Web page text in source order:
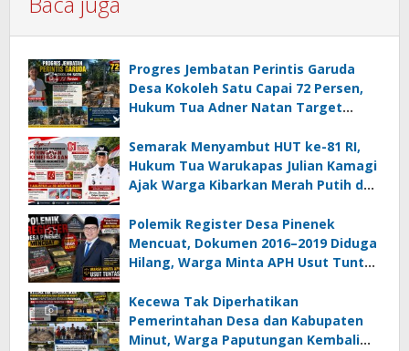
Progres Jembatan Perintis Garuda
Desa Kokoleh Satu Capai 72 Persen,
Hukum Tua Adner Natan Target
Semarak Menyambut HUT ke-81 RI,
Hukum Tua Warukapas Julian Kamagi
Ajak Warga Kibarkan Merah Putih dan
Polemik Register Desa Pinenek
Mencuat, Dokumen 2016–2019 Diduga
Hilang, Warga Minta APH Usut Tuntas
Kumtua HK
Kecewa Tak Diperhatikan
Pemerintahan Desa dan Kabupaten
Minut, Warga Paputungan Kembali